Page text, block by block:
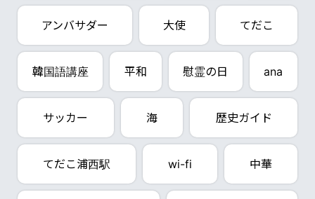
アンバサダー 大使 てだこ
韓国語講座 平和 慰霊の日 ana
サッカー 海 歴史ガイド
てだこ浦西駅 wi-fi 中華